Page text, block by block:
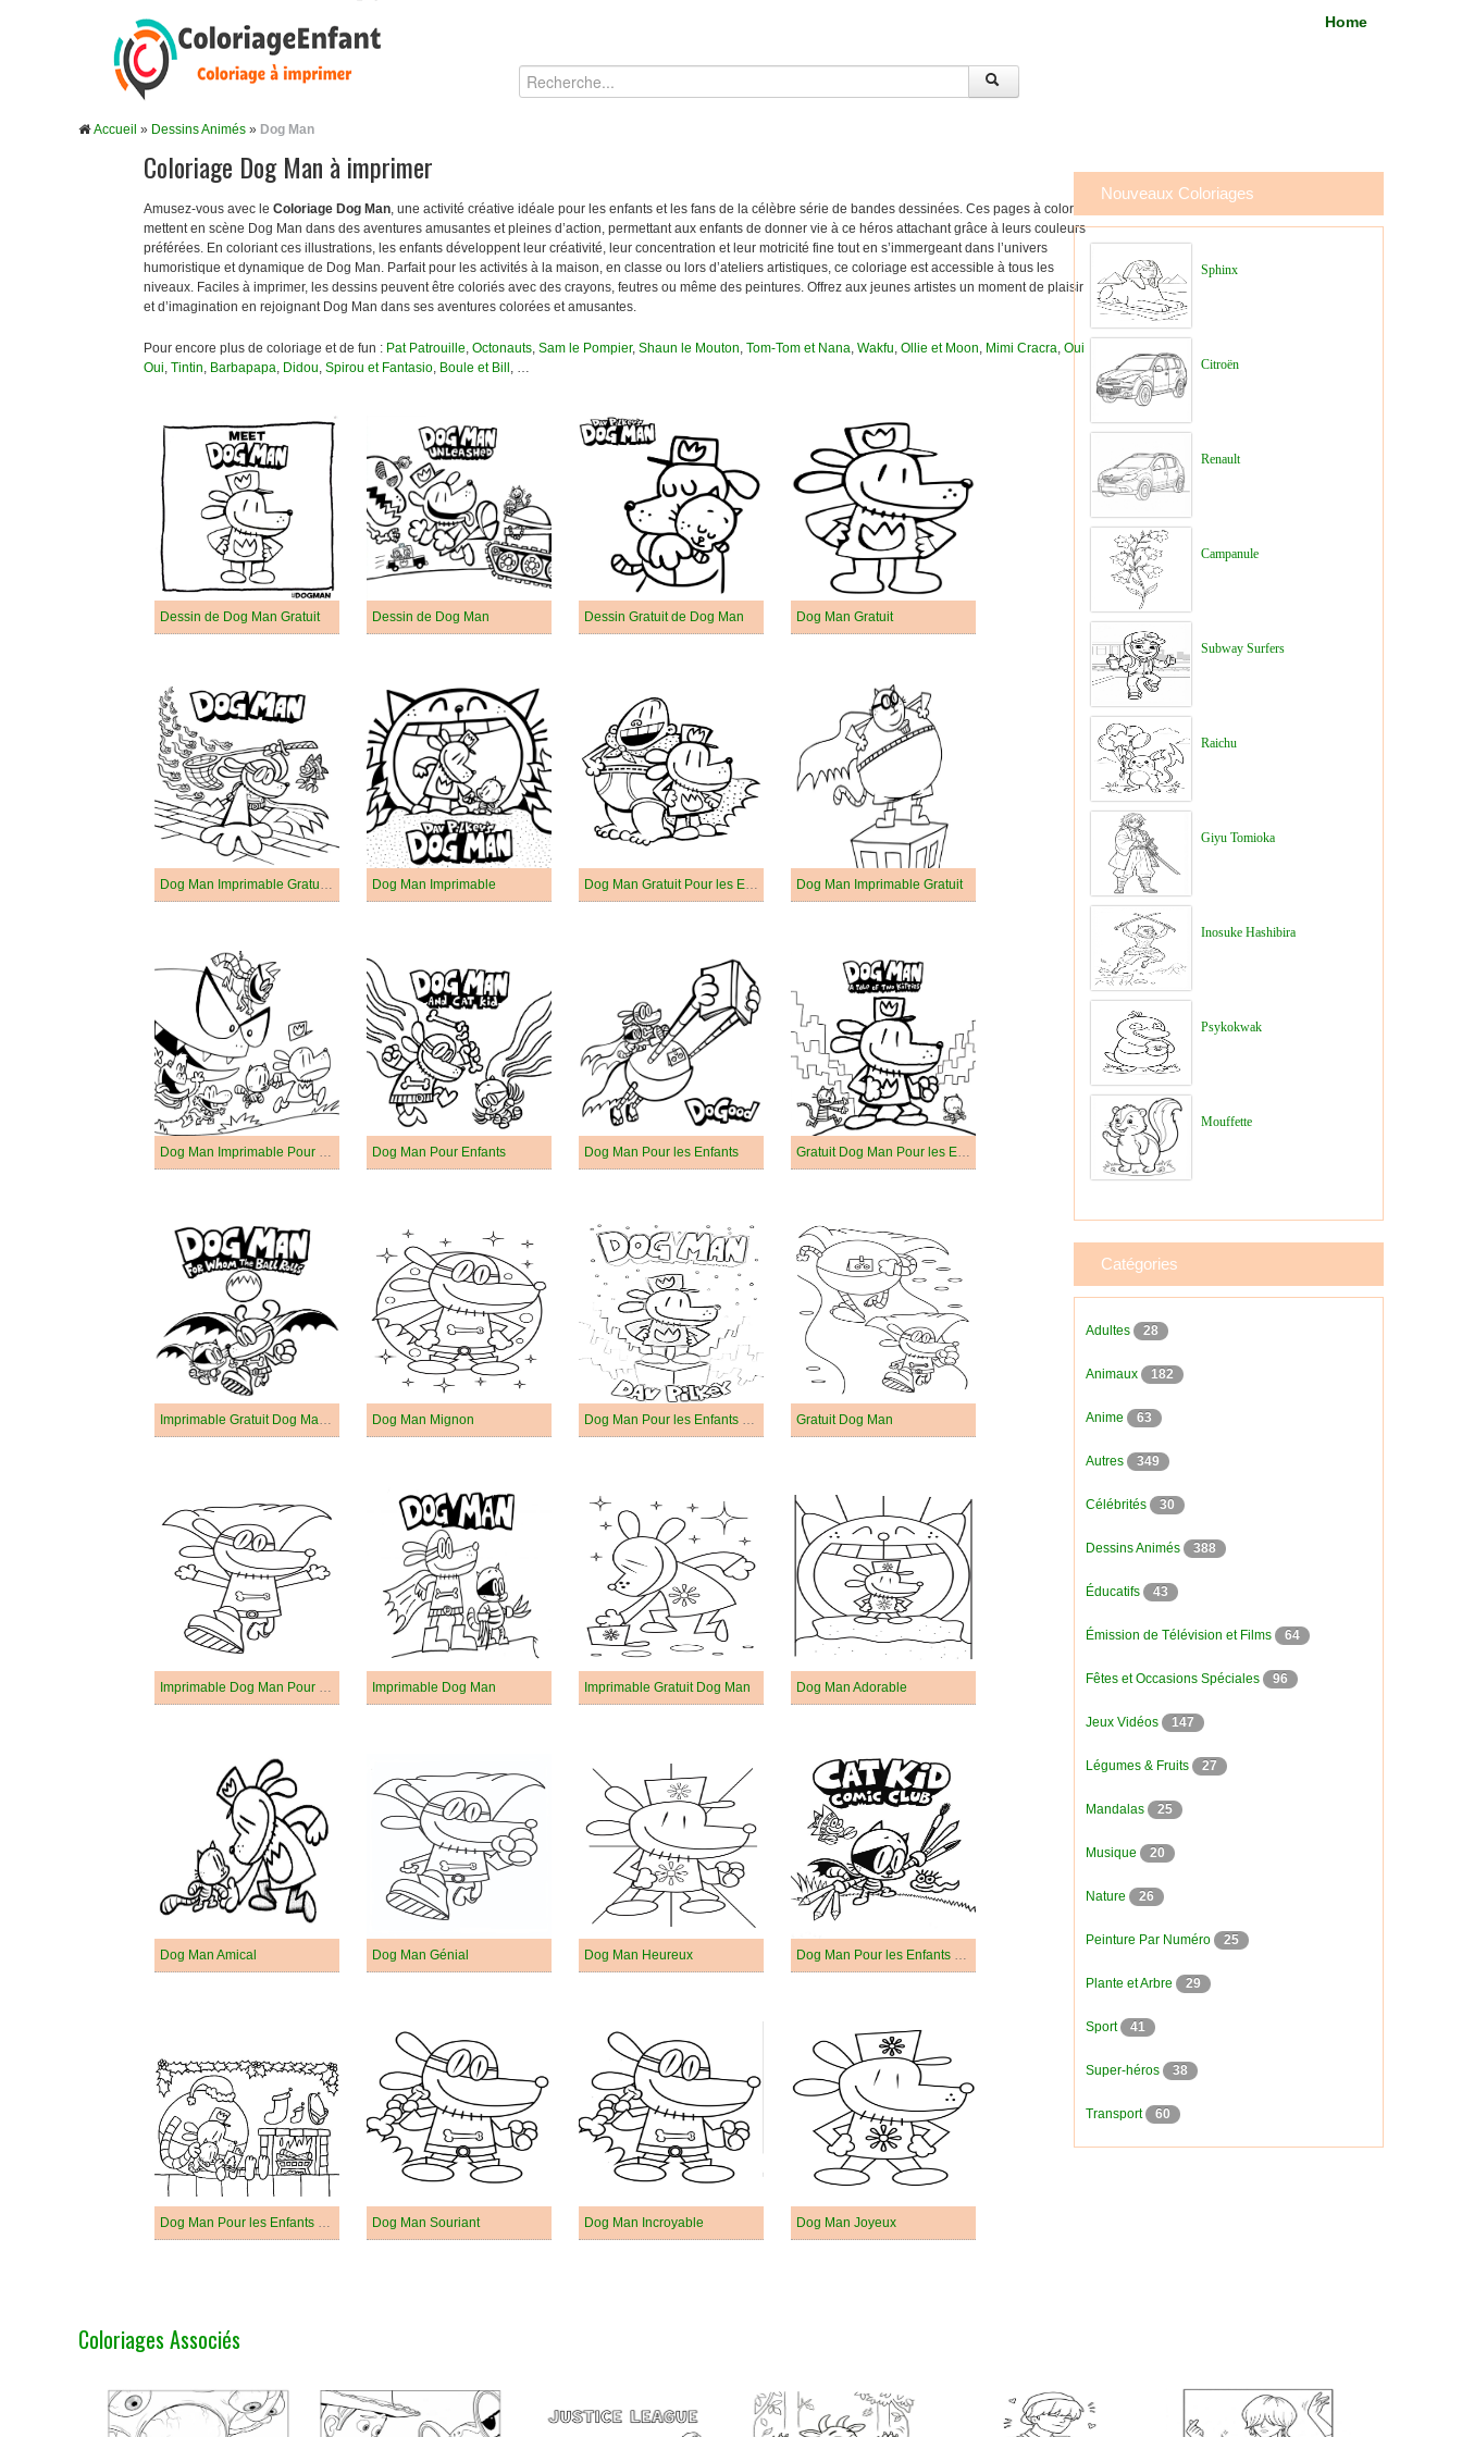
Home
Accueil » Dessins Animés » Dog Man
Coloriage Dog Man à imprimer
Amusez-vous avec le Coloriage Dog Man, une activité créative idéale pour les enfants et les fans de la célèbre série de bandes dessinées. Ces pages à colorier
mettent en scène Dog Man dans des aventures amusantes et pleines d’action, permettant aux enfants de donner vie à ce héros attachant grâce à leurs couleurs
préférées. En coloriant ces illustrations, les enfants développent leur créativité, leur concentration et leur motricité fine tout en s’immergeant dans l’univers
humoristique et dynamique de Dog Man. Parfait pour les activités à la maison, en classe ou lors d’ateliers artistiques, ce coloriage est accessible à tous les
niveaux. Faciles à imprimer, les dessins peuvent être coloriés avec des crayons, feutres ou même des peintures. Offrez aux jeunes artistes un moment de plaisir
et d’imagination en rejoignant Dog Man dans ses aventures colorées et amusantes.
Pour encore plus de coloriage et de fun : Pat Patrouille, Octonauts, Sam le Pompier, Shaun le Mouton, Tom-Tom et Nana, Wakfu, Ollie et Moon, Mimi Cracra, Oui
Oui, Tintin, Barbapapa, Didou, Spirou et Fantasio, Boule et Bill , …
Dessin de Dog Man Gratuit Dessin de Dog Man Dessin Gratuit de Dog Man Dog Man Gratuit
Dog Man Imprimable Gratuit Pour les Enfants Dog Man Imprimable Dog Man Gratuit Pour les Enfants Dog Man Imprimable Gratuit
Dog Man Imprimable Pour les Enfants Dog Man Pour Enfants Dog Man Pour les Enfants Gratuit Dog Man Pour les Enfants
Imprimable Gratuit Dog Man Pour les Enfants Dog Man Mignon Dog Man Pour les Enfants de 1 An Gratuit Dog Man
Imprimable Dog Man Pour les Enfants Imprimable Dog Man Imprimable Gratuit Dog Man Dog Man Adorable
Dog Man Amical Dog Man Génial Dog Man Heureux Dog Man Pour les Enfants de 2 Ans
Dog Man Pour les Enfants de 3 Ans Dog Man Souriant Dog Man Incroyable Dog Man Joyeux
Nouveaux Coloriages
Sphinx
Citroën
Renault
Campanule
Subway Surfers
Raichu
Giyu Tomioka
Inosuke Hashibira
Psykokwak
Mouffette
Catégories
Adultes 28
Animaux 182
Anime 63
Autres 349
Célébrités 30
Dessins Animés 388
Éducatifs 43
Émission de Télévision et Films 64
Fêtes et Occasions Spéciales 96
Jeux Vidéos 147
Légumes & Fruits 27
Mandalas 25
Musique 20
Nature 26
Peinture Par Numéro 25
Plante et Arbre 29
Sport 41
Super-héros 38
Transport 60
Coloriages Associés